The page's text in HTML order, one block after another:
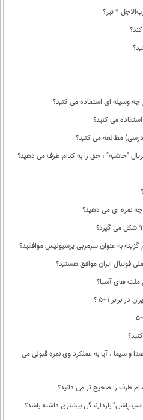
9 تیر؟
چه وسیله ای استفاده می کنید؟
می کنید؟
مطالعه می کنید؟
"حاشیه" ، حق را به کدام طرف می دهید؟
به عنوان سرمربی پرسپولیس موافقید؟
فوتبال ایران موافق هستید؟
ملت های آسیا؟
برابر 1+5 ؟
و سیما ، آیا به عملکرد وی نمره قبولی می
طرف را صحیح تر می دانید؟
بازدارندگی بیشتری داشته باشد؟